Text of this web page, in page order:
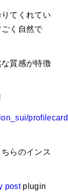
てくれてい
く自然で
質感が特徴
らのインス
postplugin